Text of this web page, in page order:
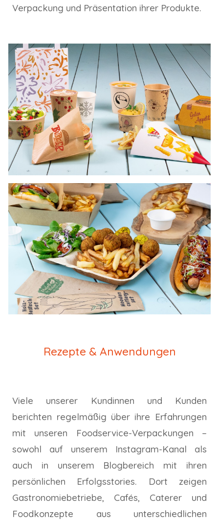
Verpackung und Präsentation ihrer Produkte.
Rezepte & Anwendungen
Viele unserer Kundinnen und Kunden
berichten regelmäßig über ihre Erfahrungen
mit unseren Foodservice-Verpackungen –
sowohl auf unserem Instagram-Kanal als
auch in unserem Blogbereich mit ihren
persönlichen Erfolgsstories. Dort zeigen
Gastronomiebetriebe, Cafés, Caterer und
Foodkonzepte aus unterschiedlichen